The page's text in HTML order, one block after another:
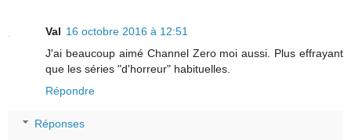
Val 16 octobre 2016 à 12:51
J'ai beaucoup aimé Channel Zero moi aussi. Plus effrayant
que les séries "d'horreur" habituelles.
Répondre
Réponses